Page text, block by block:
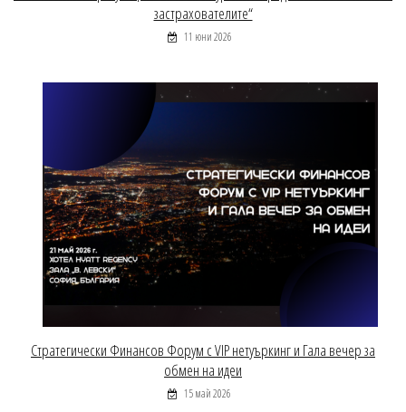
застрахователите“
11 юни 2026
Стратегически Финансов Форум с VIP нетуъркинг и Гала вечер за
обмен на идеи
15 май 2026